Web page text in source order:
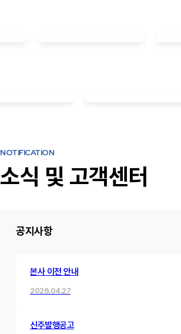
NOTIFICATION
소식 및 고객센터
공지사항
본사 이전 안내
2026.04.27
신주발행공고